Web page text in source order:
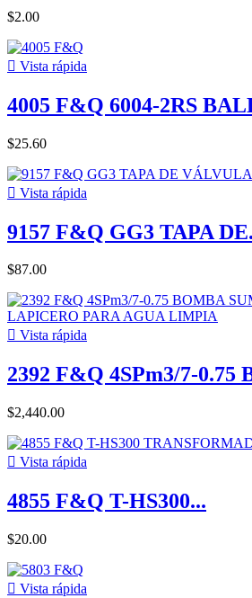
$2.00
 Vista rápida
4005 F&Q 6004-2RS
$25.60
 Vista rápida
9157 F&Q GG3 TAPA
$87.00
 Vista rápida
2392 F&Q 4SPm3/7-0.75
$2,440.00
 Vista rápida
4855 F&Q T-HS300...
$20.00
 Vista rápida